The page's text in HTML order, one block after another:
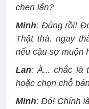
chen lấn?
Minh: Đúng rồi!
Thật thà, ngay
nếu cậu sợ muộn
Lan: À... chắc là
hoặc chọn chỗ
Minh: Đó! Chính